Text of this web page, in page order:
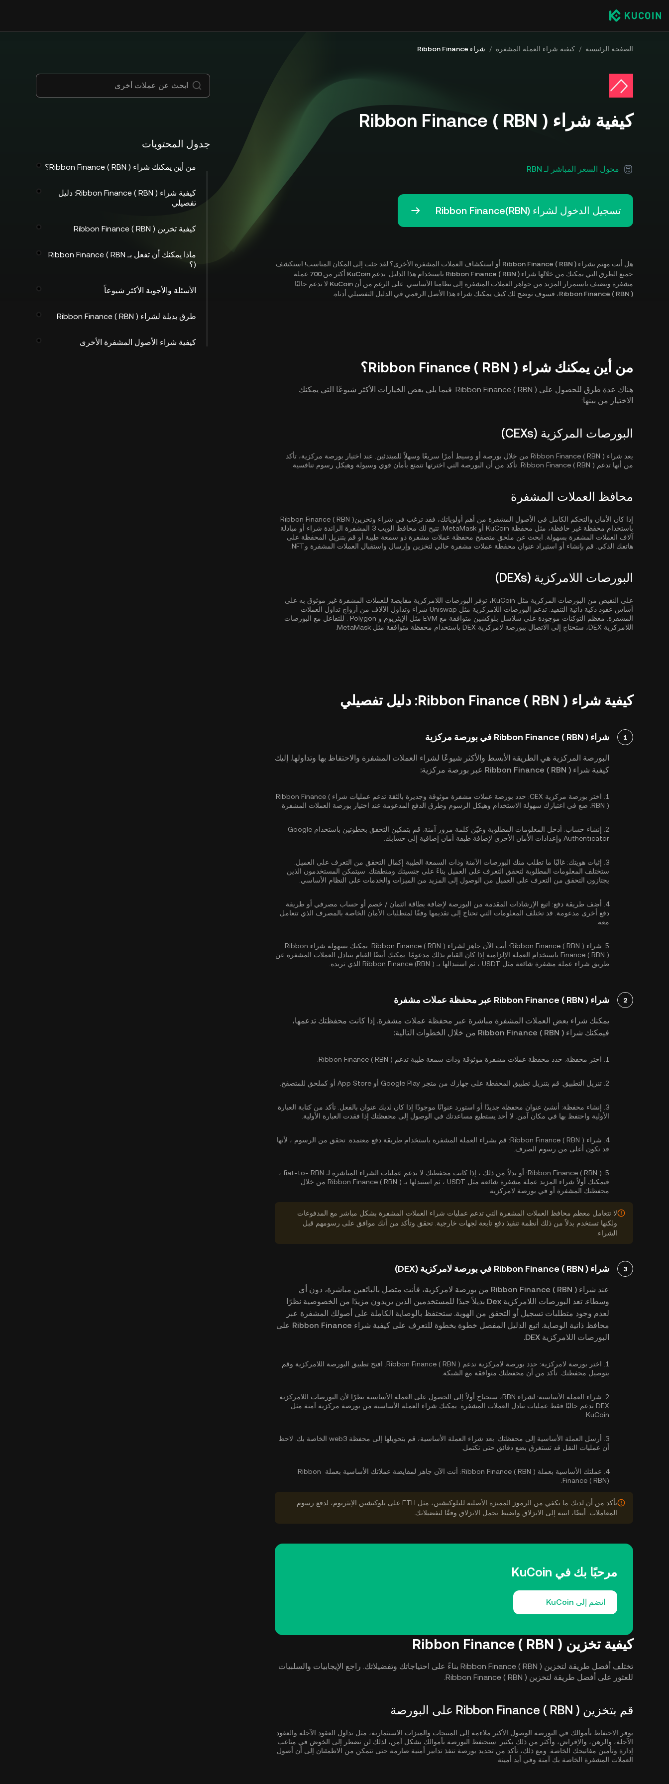
الصفحة الرئيسية / كيفية شراء العملة المشفرة / شراء Ribbon Finance
كيفية شراء Ribbon Finance ( RBN )
محول السعر المباشر لـ RBN
تسجيل الدخول لشراء Ribbon Finance(RBN)
هل أنت مهتم بشراء Ribbon Finance ( RBN ) أو استكشاف العملات المشفرة الأخرى؟ لقد جئت إلى المكان المناسب! استكشف
جميع الطرق التي يمكنك من خلالها شراء Ribbon Finance ( RBN ) باستخدام هذا الدليل. يدعم KuCoin أكثر من 700 عملة
مشفرة ويضيف باستمرار المزيد من جواهر العملات المشفرة إلى نظامنا الأساسي. على الرغم من أن KuCoin لا تدعم حاليًا
Ribbon Finance ( RBN )، فسوف نوضح لك كيف يمكنك شراء هذا الأصل الرقمي في الدليل التفصيلي أدناه.
من أين يمكنك شراء Ribbon Finance ( RBN )؟
هناك عدة طرق للحصول على Ribbon Finance ( RBN ). فيما يلي بعض الخيارات الأكثر شيوعًا التي يمكنك
الاختيار من بينها:
البورصات المركزية (CEXs)
يعد شراء Ribbon Finance ( RBN ) من خلال بورصة أو وسيط أمرًا سريعًا وسهلاً للمبتدئين. عند اختيار بورصة مركزية، تأكد
من أنها تدعم Ribbon Finance ( RBN ). تأكد من أن البورصة التي اخترتها تتمتع بأمان قوي وسيولة وهيكل رسوم تنافسية.
محافظ العملات المشفرة
إذا كان الأمان والتحكم الكامل في الأصول المشفرة من أهم أولوياتك، فقد ترغب في شراء وتخزينRibbon Finance ( RBN )
باستخدام محفظة غير حافظة، مثل محفظة KuCoin
أو MetaMask. تتيح لك محافظ الويب 3 المشفرة الرائدة شراء أو مبادلة
آلاف العملات المشفرة بسهولة. ابحث عن ملحق متصفح محفظة عملات مشفرة ذو سمعة طيبة أو قم بتنزيل المحفظة على
هاتفك الذكي. قم بإنشاء أو استيراد عنوان محفظة عملات مشفرة حالي لتخزين وإرسال واستقبال العملات المشفرة وNFT.
البورصات اللامركزية (DEXs)
على النقيض من البورصات المركزية مثل KuCoin، توفر البورصات اللامركزية مقايضة للعملات المشفرة غير موثوق به على
أساس عقود ذكية ذاتية التنفيذ. تدعم البورصات اللامركزية مثل Uniswap شراء وتداول الآلاف من أزواج تداول العملات
المشفرة. معظم التوكنات موجودة على سلاسل بلوكشين متوافقة مع EVM مثل
الإيثريوم و
. للتفاعل مع البورصات
اللامركزية DEX، ستحتاج إلى الاتصال ببورصة لامركزية DEX باستخدام محفظة متوافقة مثل MetaMask.
كيفية شراء Ribbon Finance ( RBN ): دليل تفصيلي
1 شراء Ribbon Finance ( RBN ) في بورصة مركزية
البورصة المركزية هي الطريقة الأبسط والأكثر شيوعًا لشراء العملات المشفرة والاحتفاظ بها وتداولها. إليك
كيفية شراء Ribbon Finance ( RBN ) عبر بورصة مركزية:
1. اختر بورصة مركزية CEX:
حدد بورصة عملات مشفرة موثوقة وجديرة بالثقة تدعم عمليات شراء Ribbon Finance (
RBN ). ضع في اعتبارك سهولة الاستخدام وهيكل الرسوم وطرق الدفع المدعومة عند اختيار بورصة العملات المشفرة.
2. إنشاء حساب: أدخل المعلومات المطلوبة وعيّن كلمة مرور آمنة. قم بتمكين
التحقق بخطوتين باستخدام Google
Authenticator وإعدادات الأمان الأخرى لإضافة طبقة أمان إضافية إلى حسابك.
3. إثبات هويتك: غالبًا ما تطلب منك البورصات الآمنة وذات السمعة الطيبة إكمال التحقق من التعرف على العميل
ستختلف المعلومات المطلوبة لتحقق التعرف على العميل بناءً على جنسيتك ومنطقتك. سيتمكن المستخدمون الذين
يجتازون التحقق من التعرف على العميل من الوصول إلى المزيد من الميزات والخدمات على النظام الأساسي.
4. أضف طريقة دفع: اتبع الإرشادات المقدمة من البورصة لإضافة بطاقة ائتمان / خصم أو حساب مصرفي أو طريقة
دفع أخرى مدعومة. قد تختلف المعلومات التي تحتاج إلى تقديمها وفقًا لمتطلبات الأمان الخاصة بالمصرف الذي تتعامل
معه.
5. شراء Ribbon Finance ( RBN ):
أنت الآن جاهز لشراء Ribbon Finance ( RBN ). يمكنك بسهولة شراء Ribbon
Finance ( RBN ) باستخدام العملة الإلزامية إذا كان القيام بذلك مدعومًا. يمكنك أيضًا القيام بتبادل العملات المشفرة عن
طريق شراء عملة مشفرة شائعة مثل USDT ، ثم استبدالها بـ Ribbon Finance (RBN ) الذي تريده.
2 شراء Ribbon Finance ( RBN ) عبر محفظة عملات مشفرة
يمكنك شراء بعض العملات المشفرة مباشرة عبر محفظة عملات مشفرة. إذا كانت محفظتك تدعمها،
فيمكنك شراء Ribbon Finance ( RBN ) من خلال الخطوات التالية:
1. اختر محفظة: حدد محفظة عملات مشفرة موثوقة وذات سمعة طيبة تدعم Ribbon Finance ( RBN ).
2. تنزيل التطبيق: قم بتنزيل تطبيق المحفظة على جهازك من متجر Google Play أو App Store أو كملحق للمتصفح.
3. إنشاء محفظة: أنشئ عنوان محفظة جديدًا أو استورد عنوانًا موجودًا إذا كان لديك عنوان بالفعل. تأكد من كتابة العبارة
الأولية واحتفظ بها في مكان آمن. لا أحد يستطيع مساعدتك في الوصول إلى محفظتك إذا فقدت العبارة الأولية.
4. شراء Ribbon Finance ( RBN ):
قم بشراء العملة المشفرة باستخدام طريقة دفع معتمدة. تحقق من الرسوم ، لأنها
قد تكون أعلى من رسوم الصرف.
5.
Ribbon Finance ( RBN ):
أو بدلاً من ذلك ، إذا كانت محفظتك لا تدعم عمليات الشراء المباشرة لـ fiat-to- RBN ،
فيمكنك أولاً شراء المزيد عملة مشفرة شائعة مثل USDT ، ثم استبدلها بـ Ribbon Finance ( RBN ) من خلال
محفظتك المشفرة أو في بورصة لامركزية.
لا تتعامل معظم محافظ العملات المشفرة التي تدعم عمليات شراء العملات المشفرة بشكل مباشر مع المدفوعات
ولكنها تستخدم بدلاً من ذلك أنظمة تنفيذ دفع تابعة لجهات خارجية. تحقق وتأكد من أنك موافق على رسومهم قبل
الشراء.
3 شراء Ribbon Finance ( RBN ) في بورصة لامركزية (DEX)
عند شراء Ribbon Finance ( RBN ) من بورصة لامركزية، فأنت متصل بالبائعين مباشرة، دون أي
وسطاء. تعد البورصات اللامركزية Dex بديلاً جيدًا للمستخدمين الذين يريدون مزيدًا من الخصوصية نظرًا
لعدم وجود متطلبات تسجيل أو التحقق من الهوية. ستحتفظ بالوصاية الكاملة على أصولك المشفرة عبر
محافظ ذاتية الوصاية. اتبع الدليل المفصل خطوة بخطوة للتعرف على كيفية شراء Ribbon Finance على
البورصات اللامركزية DEX.
1. اختر بورصة لامركزية:
حدد بورصة لامركزية تدعم Ribbon Finance ( RBN ). افتح تطبيق البورصة اللامركزية وقم
بتوصيل محفظتك. تأكد من أن محفظتك متوافقة مع الشبكة.
2. شراء العملة الأساسية:
لشراء RBN، ستحتاج أولاً إلى الحصول على العملة الأساسية نظرًا لأن البورصات اللامركزية
DEX تدعم حاليًا فقط عمليات تبادل العملات المشفرة. يمكنك
شراء العملة الأساسية من بورصة مركزية آمنة مثل
KuCoin.
3. أرسل العملة الأساسية إلى محفظتك:
بعد شراء العملة الأساسية، قم بتحويلها إلى محفظة web3 الخاصة بك. لاحظ
أن عمليات النقل قد تستغرق بضع دقائق حتى تكتمل.
4. عملتك الأساسية بعملة Ribbon Finance ( RBN ):
أنت الآن جاهز لمقايضة عملاتك الأساسية بعملة Ribbon
Finance ( RBN).
تأكد من أن لديك ما يكفي من الرموز المميزة الأصلية للبلوكتشين، مثل ETH على بلوكتشين الإيثريوم، لدفع رسوم
المعاملات. أيضًا، انتبه إلى الانزلاق واضبط تحمل الانزلاق وفقًا لتفضيلاتك.
مرحبًا بك في KuCoin
انضم إلى KuCoin
كيفية تخزين Ribbon Finance ( RBN )
تختلف أفضل طريقة لتخزين Ribbon Finance ( RBN ) بناءً على احتياجاتك وتفضيلاتك. راجع الإيجابيات والسلبيات
للعثور على أفضل طريقة لتخزين Ribbon Finance ( RBN ).
قم بتخزين Ribbon Finance ( RBN ) على البورصة
يوفر الاحتفاظ بأموالك في البورصة الوصول الأكثر ملاءمة إلى المنتجات والميزات الاستثمارية، مثل تداول العقود الآجلة والعقود
الآجلة، والرهن، والإقراض، وأكثر من ذلك بكثير. ستحتفظ البورصة بأموالك بشكل آمن، لذلك لن تضطر إلى الخوض في متاعب
إدارة وتأمين مفاتيحك الخاصة. ومع ذلك، تأكد من تحديد بورصة تنفذ تدابير أمنية صارمة حتى تتمكن من الاطمئنان إلى أن أصول
العملات المشفرة الخاصة بك آمنة وفي أيد أمينة.
جدول المحتويات
من أين يمكنك شراء Ribbon Finance ( RBN )؟
كيفية شراء Ribbon Finance ( RBN ): دليل
تفصيلي
كيفية تخزين Ribbon Finance ( RBN )
ماذا يمكنك أن تفعل بـ Ribbon Finance ( RBN
)؟
الأسئلة والأجوبة الأكثر شيوعاً
طرق بديلة لشراء Ribbon Finance ( RBN )
كيفية شراء الأصول المشفرة الأخرى